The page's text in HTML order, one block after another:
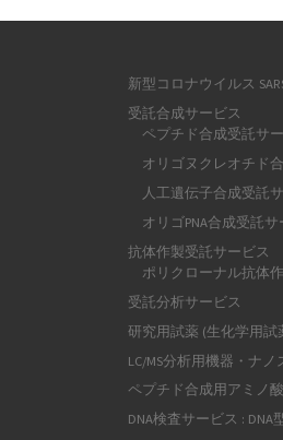
新型コロナウイルス
受託合成サービス
ペプチド合成受託サ
オリゴヌクレオチド
人工遺伝子合成受託
オリゴPNA合成受託サ
抗体作製受託サービス
ポリクローナル抗体
受託分析サービス
研究用試薬 (生化学用試
LC/MS分析用機器・ナ
ペプチド合成用アミノ
DNA検査サービス : DNA